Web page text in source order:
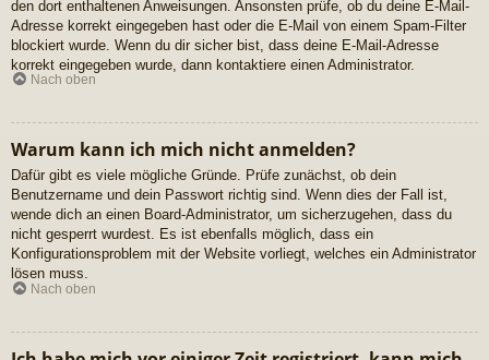
den dort enthaltenen Anweisungen. Ansonsten prüfe, ob du deine E-Mail-
Adresse korrekt eingegeben hast oder die E-Mail von einem Spam-Filter
blockiert wurde. Wenn du dir sicher bist, dass deine E-Mail-Adresse
korrekt eingegeben wurde, dann kontaktiere einen Administrator.
Nach oben
Warum kann ich mich nicht anmelden?
Dafür gibt es viele mögliche Gründe. Prüfe zunächst, ob dein
Benutzername und dein Passwort richtig sind. Wenn dies der Fall ist,
wende dich an einen Board-Administrator, um sicherzugehen, dass du
nicht gesperrt wurdest. Es ist ebenfalls möglich, dass ein
Konfigurationsproblem mit der Website vorliegt, welches ein Administrator
lösen muss.
Nach oben